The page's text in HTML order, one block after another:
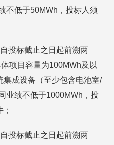
不低于50MWh，投标人须
投标截止之日起前溯两
项目容量为100MWh及以
集成设备（至少包含电池室/
业绩不低于1000MWh，投
投标截止之日起前溯两